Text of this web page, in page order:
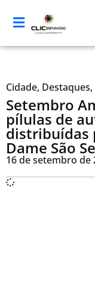
Cidade, Destaques,
Setembro
pílulas de
distribuídas
Dame São
16 de setembro de